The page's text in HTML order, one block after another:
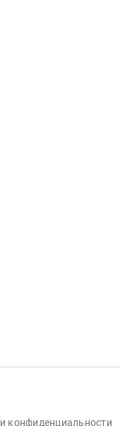
и конфиденциальности